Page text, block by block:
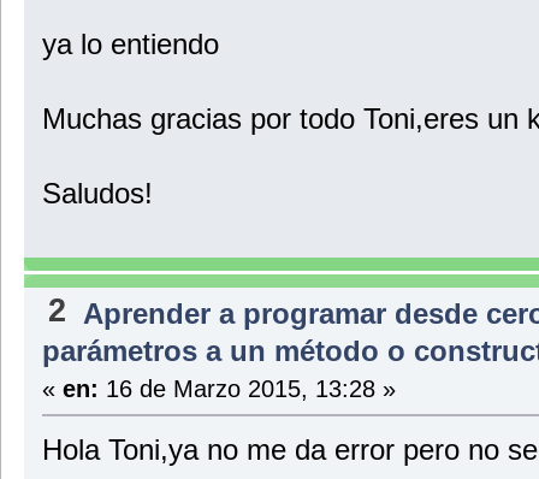
ya lo entiendo
Muchas gracias por todo Toni,eres un
Saludos!
2 Aprender a programar desde
parámetros a un método o
« en: 16 de Marzo 2015, 13:28 »
Hola Toni,ya no me da error pero no